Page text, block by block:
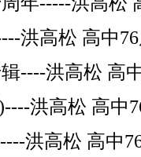
洪高松 高中
----洪高松 高
洪高松 高中
洪高松 高中